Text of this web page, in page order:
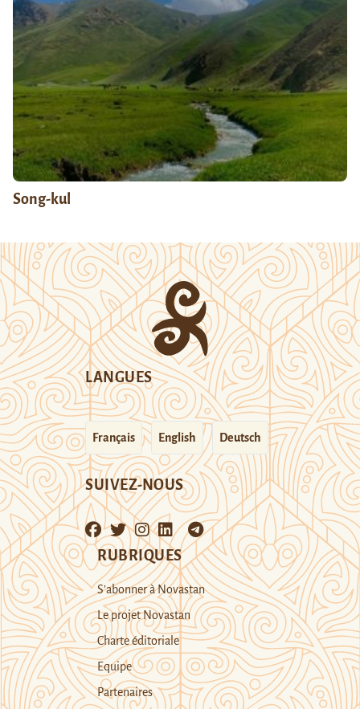
Song-kul
LANGUES
Français English Deutsch
SUIVEZ-NOUS
RUBRIQUES
S’abonner à Novastan
Le projet Novastan
Charte éditoriale
Equipe
Partenaires